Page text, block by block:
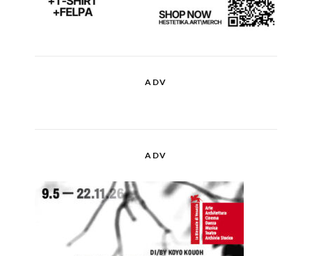
ADV
ADV